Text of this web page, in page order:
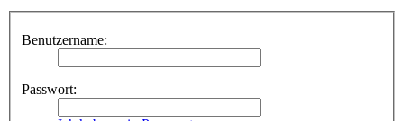
Benutzername:
Passwort: